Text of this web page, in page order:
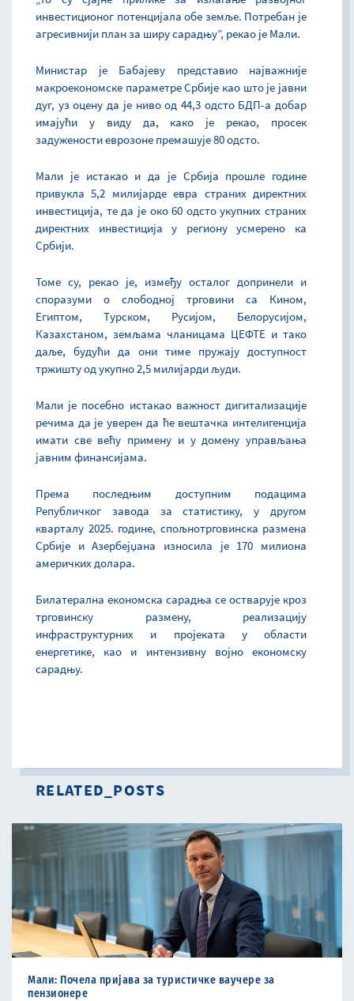
инвестиционог потенцијала обе земље. Потребан је
агресивнији план за ширу сарадњу”, рекао је Мали.
Министар је Бабајеву представио најважније
макроекономске параметре Србије као што је јавни
дуг, уз оцену да је ниво од 44,3 одсто БДП-а добар
имајући у виду да, како је рекао, просек
задужености еврозоне премашује 80 одсто.
Мали је истакао и да је Србија прошле године
привукла 5,2 милијарде евра страних директних
инвестиција, те да је око 60 одсто укупних страних
директних инвестиција у региону усмерено ка
Србији.
Томе су, рекао је, између осталог допринели и
споразуми о слободној трговини са Кином,
Египтом, Турском, Русијом, Белорусијом,
Казахстаном, земљама чланицама ЦЕФТЕ и тако
даље, будући да они тиме пружају доступност
тржишту од укупно 2,5 милијарди људи.
Мали је посебно истакао важност дигитализације
речима да је уверен да ће вештачка интелигенција
имати све већу примену и у домену управљања
јавним финансијама.
Према последњим доступним подацима
Републичког завода за статистику, у другом
кварталу 2025. године, спољнотрговинска размена
Србије и Азербејџана износила је 170 милиона
америчких долара.
Билатерална економска сарадња се остварује кроз
трговинску размену, реализацију
инфраструктурних и пројеката у области
енергетике, као и интензивну војно економску
сарадњу.
RELATED_POSTS
Мали: Почела пријава за туристичке ваучере за
пензиoнере